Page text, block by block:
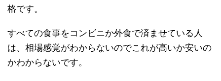
格です。
すべての食事をコンビニか外食で済ませている人
は、相場感覚がわからないのでこれが高いか安いの
かわからないです。